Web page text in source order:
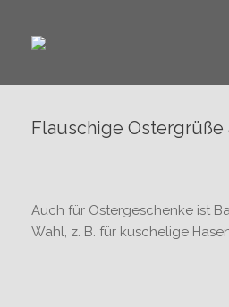
springen
Flauschige
Auch für Ostergeschenke ist
Wahl, z. B. für kuschelige